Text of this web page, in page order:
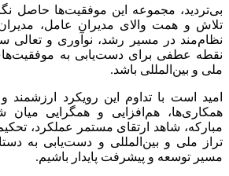
بی‌تردید، مجموعه این موفقیت‌ها حاصل
تلاش و همت والای مدیران عامل،
نظام‌مند در مسیر رشد، نوآوری و تعالی
نقطه عطفی برای دست‌یابی به
ملی و بین‌المللی باشد.
امید است با تداوم این رویکرد ارزشمند
همکاری‌ها، هم‌افزایی و همگرایی میان
مبارکه، شاهد ارتقای مستمر عملکرد،
تراز ملی و بین‌المللی و دست‌یابی به
مسیر توسعه و پیشرفت پایدار باشیم.